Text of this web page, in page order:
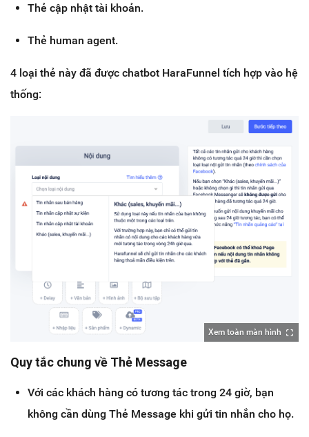
Thẻ cập nhật tài khoản.
Thẻ human agent.
4 loại thẻ này đã được chatbot HaraFunnel tích hợp vào hệ
thống:
Xem toàn màn hình
Quy tắc chung về Thẻ Message
Với các khách hàng có tương tác trong 24 giờ, bạn
không cần dùng Thẻ Message khi gửi tin nhắn cho họ.